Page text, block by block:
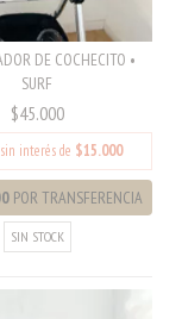
DE COCHECITO •
SURF
$45.000
interés de $15.000
SIN STOCK